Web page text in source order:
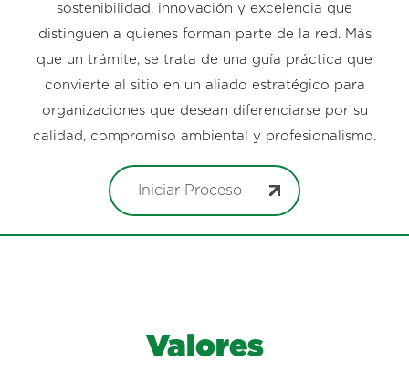
sostenibilidad, innovación y excelencia que
distinguen a quienes forman parte de la red. Más
que un trámite, se trata de una guía práctica que
convierte al sitio en un aliado estratégico para
organizaciones que desean diferenciarse por su
calidad, compromiso ambiental y profesionalismo.
Iniciar Proceso
Valores